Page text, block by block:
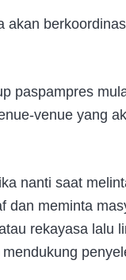
paspampres
venue yang
nanti saat
dan meminta
rekayasa lalu